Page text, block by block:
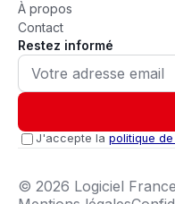
À propos
Contact
Restez informé
J'accepte la politique
© 2026 Logiciel